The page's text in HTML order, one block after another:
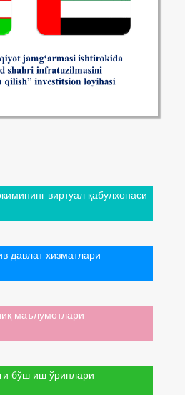
виртуал қабулхонаси
давлат хизматлари
маълумотлари
бўш иш ўринлари